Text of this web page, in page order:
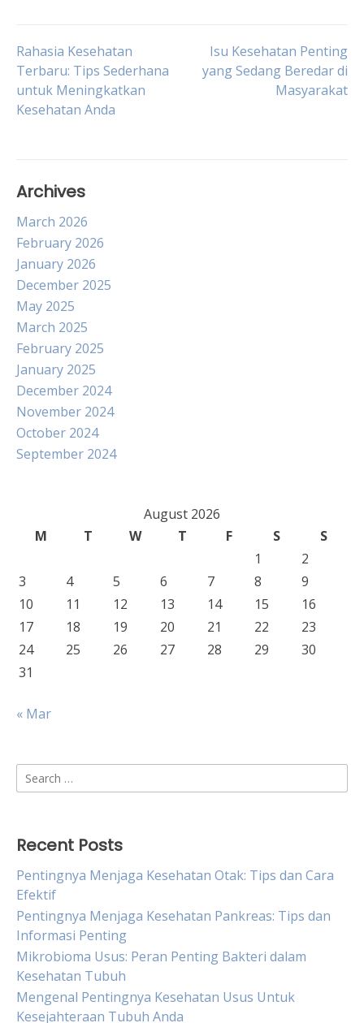
Post
navigation
Rahasia Kesehatan
Terbaru: Tips Sederhana
untuk Meningkatkan
Kesehatan Anda
Isu Kesehatan Penting
yang Sedang Beredar di
Masyarakat
Archives
March 2026
February 2026
January 2026
December 2025
May 2025
March 2025
February 2025
January 2025
December 2024
November 2024
October 2024
September 2024
August 2026
M
T W T F S
S
1
2
3
4 5 6 7 8
9
10
11 12 13 14 15
16
17
18 19 20 21 22
23
24
25 26 27 28 29
30
31
« Mar
Search
for:
Recent Posts
Pentingnya Menjaga Kesehatan Otak: Tips dan Cara
Efektif
Pentingnya Menjaga Kesehatan Pankreas: Tips dan
Informasi Penting
Mikrobioma Usus: Peran Penting Bakteri dalam
Kesehatan Tubuh
Mengenal Pentingnya Kesehatan Usus Untuk
Kesejahteraan Tubuh Anda